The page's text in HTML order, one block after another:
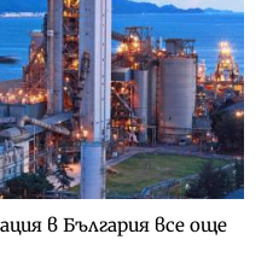
в България все още